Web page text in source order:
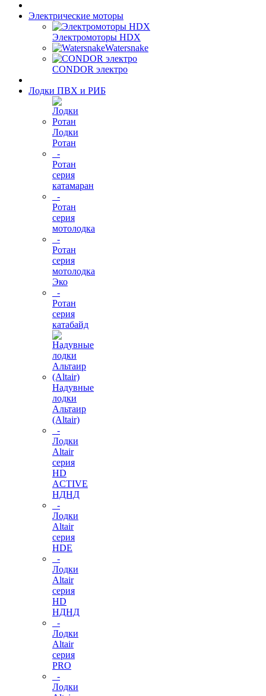
Электрические моторы
Электромоторы HDX
Watersnake
CONDOR электро
Лодки ПВХ и РИБ
Лодки
Ротан
-
Ротан
серия
катамаран
-
Ротан
серия
мотолодка
-
Ротан
серия
мотолодка
Эко
-
Ротан
серия
катабайд
Надувные
лодки
Альтаир
(Altair)
-
Лодки
Altair
серия
HD
ACTIVE
НДНД
-
Лодки
Altair
серия
HDE
-
Лодки
Altair
серия
HD
НДНД
-
Лодки
Altair
серия
PRO
-
Лодки